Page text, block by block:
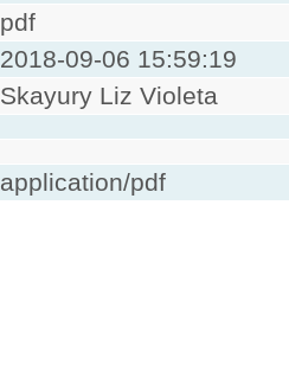
pdf
2018-09-06 15:59:19
Skayury Liz Violeta
application/pdf